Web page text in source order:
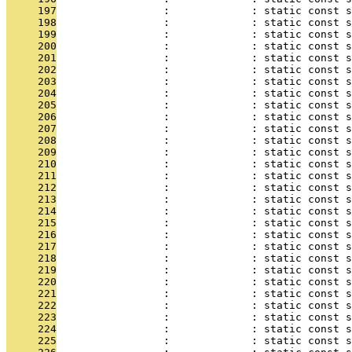
     197
:             : static const
     198
:             : static const
     199
:             : static const
     200
:             : static const
     201
:             : static const
     202
:             : static const
     203
:             : static const
     204
:             : static const
     205
:             : static const
     206
:             : static const
     207
:             : static const
     208
:             : static const
     209
:             : static const
     210
:             : static const
     211
:             : static const
     212
:             : static const
     213
:             : static const
     214
:             : static const
     215
:             : static const
     216
:             : static const
     217
:             : static const
     218
:             : static const
     219
:             : static const
     220
:             : static const
     221
:             : static const
     222
:             : static const
     223
:             : static const
     224
:             : static const
     225
:             : static const